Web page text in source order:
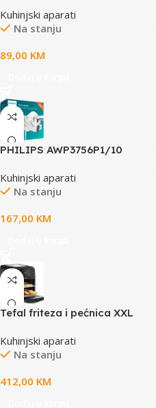
Greenish, EU
Kuhinjski aparati
Na stanju
89,00 KM
PHILIPS AWP3756P1/10
Ultrafiltracija 99%, Digitalni
Timer, 4 stepena
Kuhinjski aparati
Na stanju
167,00 KM
Tefal friteza i pećnica XXL
Kuhinjski aparati
Na stanju
412,00 KM